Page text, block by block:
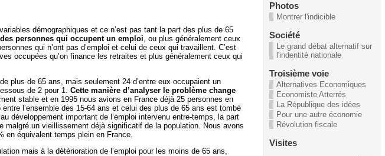
démographiques et ce n’est pas tant la part des plus de 65
personnes qui occupent un emploi, ou plus généralement ceux
qui n’ont pas d’emploi et celui de ceux qui travaillent. C’est
occupées qu’on finance les retraites et plus généralement ceux qui
plus de 65 ans, mais seulement 24 d’entre eux occupaient un
de 2 pour 1. Cette manière d’analyser le problème change
stable et en 1995 nous avions en France déjà 25 personnes en
l’ensemble des 15-64 ans et celui des plus de 65 ans est tombé
développement important de l’emploi intervenu entre-temps, la part
un vieillissement déjà significatif de la population. Nous avons
en équivalent temps plein en France.
mais à la détérioration de l’emploi pour les moins de 65 ans,
Photos
Montrer l'indicible
Société
Le grand débat alternatif sur
l'indentité nationale
Troisième voie
Alternatives Economiques
Economiste Atterrés
La République des idées
Pour une autre économie
Révolution fiscale
Visites